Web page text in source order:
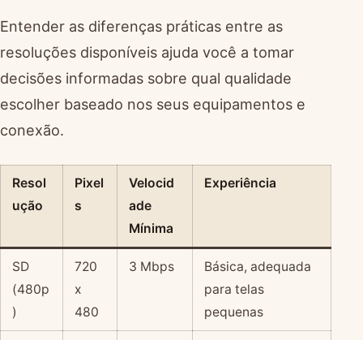
Entender as diferenças práticas entre as
resoluções disponíveis ajuda você a tomar
decisões informadas sobre qual qualidade
escolher baseado nos seus equipamentos e
conexão.
Resol
ução
Pixel
s
Velocid
ade
Mínima
Experiência
SD
(480p
)
720
x
480
3 Mbps
Básica, adequada
para telas
pequenas